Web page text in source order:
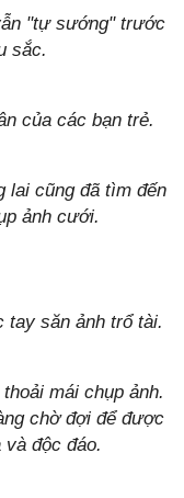
"tự sướng" trước
sắc.
của các bạn trẻ.
lai cũng đã tìm đến
ảnh cưới.
tay săn ảnh trổ tài.
mái chụp ảnh.
chờ đợi để được
độc đáo.